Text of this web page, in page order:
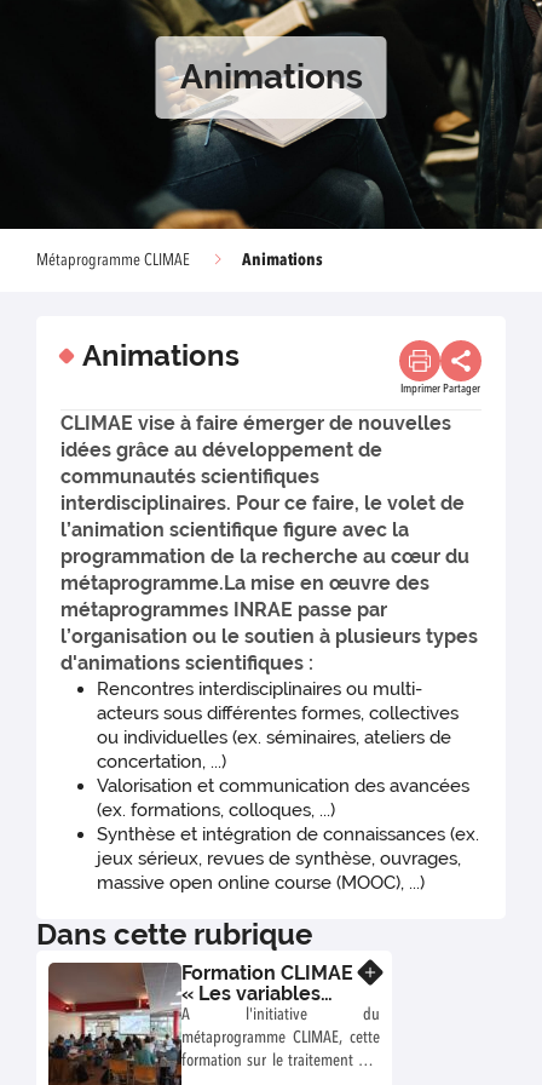
Animations
Métaprogramme CLIMAE Animations
Animations
Imprimer Partager
CLIMAE vise à faire émerger de nouvelles
idées grâce au développement de
communautés scientifiques
interdisciplinaires. Pour ce faire, le volet de
l’animation scientifique figure avec la
programmation de la recherche au cœur du
métaprogramme.La mise en œuvre des
métaprogrammes INRAE passe par
l’organisation ou le soutien à plusieurs types
d'animations scientifiques :
Rencontres interdisciplinaires ou multi-
acteurs sous différentes formes, collectives
ou individuelles (ex. séminaires, ateliers de
concertation, ...)
Valorisation et communication des avancées
(ex. formations, colloques, ...)
Synthèse et intégration de connaissances (ex.
jeux sérieux, revues de synthèse, ouvrages,
massive open online course (MOOC), ...)
Dans cette rubrique
Formation CLIMAE
« Les variables
climatiques pour
l’analyse des
processus
A l'initiative du
métaprogramme CLIMAE, cette
formation sur le traitement des